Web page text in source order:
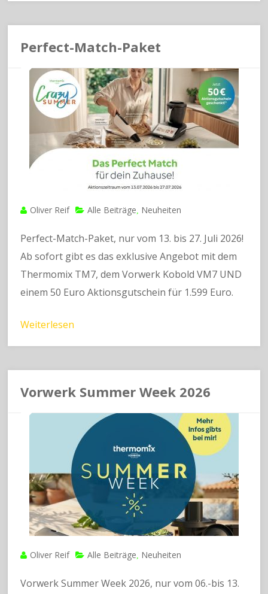
Perfect-Match-Paket
Oliver Reif Alle Beiträge Neuheiten
Perfect-Match-Paket, nur vom 13. bis 27. Juli 2026!
Ab sofort gibt es das exklusive Angebot mit dem
Thermomix TM7, dem Vorwerk Kobold VM7 UND
einem 50 Euro Aktionsgutschein für 1.599 Euro.
Weiterlesen
Vorwerk Summer Week 2026
Oliver Reif Alle Beiträge Neuheiten
Vorwerk Summer Week 2026, nur vom 06.-bis 13.